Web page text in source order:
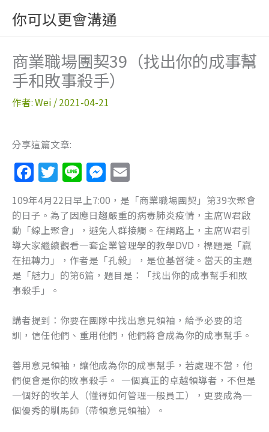
主
你可以更會溝通
商業職場團契39（找出你的成事幫
手和敗事殺手）
作者:Wei /2021-04-21
分享這篇文章:
F
a
c
e
b
o
o
T
w
itt
er
Li
n
e
M
e
ss
e
n
g
er
m
ai
l
109年4月22日早上7:00，是「商業職場團契」第39次聚會
的日子。為了因應日趨嚴重的病毒肺炎疫情，主席W君啟
動「線上聚會」，避免人群接觸。在網路上，主席W君引
導大家繼續觀看一套企業管理學的教學DVD，標題是「贏
在扭轉力」，作者是「孔毅」，是位基督徒。當天的主題
是「魅力」的第6篇，題目是：「找出你的成事幫手和敗
事殺手」。
講者提到：你要在團隊中找出意見領袖，給予必要的培
訓，信任他們、重用他們，他們將會成為你的成事幫手。
善用意見領袖，讓他成為你的成事幫手，若處理不當，他
們便會是你的敗事殺手。 一個真正的卓越領導者，不但是
一個好的牧羊人（懂得如何管理一般員工），更要成為一
個優秀的馴馬師（帶領意見領袖）。